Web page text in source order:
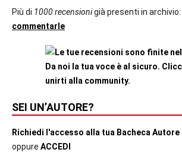
In
secondo
Recensioni
degli
articoli
Più di 1000 recensionigià presenti in archivio:
commentarle
SEI UN’AUTORE?
Richiedi l'accesso alla tua Bacheca Autore
oppure ACCEDI